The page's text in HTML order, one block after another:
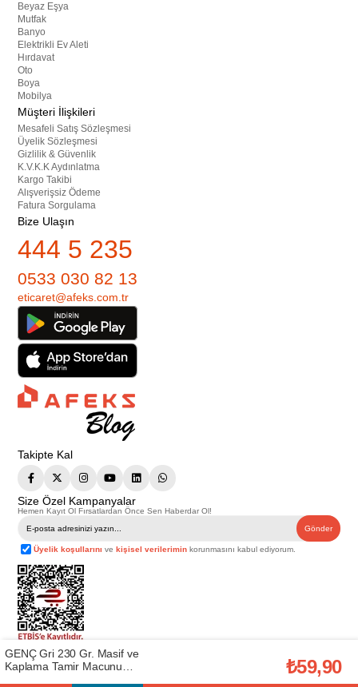
Beyaz Eşya
Mutfak
Banyo
Elektrikli Ev Aleti
Hırdavat
Oto
Boya
Mobilya
Müşteri İlişkileri
Mesafeli Satış Sözleşmesi
Üyelik Sözleşmesi
Gizlilik & Güvenlik
K.V.K.K Aydınlatma
Kargo Takibi
Alışverişsiz Ödeme
Fatura Sorgulama
Bize Ulaşın
444 5 235
0533 030 82 13
eticaret@afeks.com.tr
Takipte Kal
Size Özel Kampanyalar
Hemen Kayıt Ol Fırsatlardan Önce Sen Haberdar Ol!
Gönder
Üyelik koşullarını vekişisel verilerimin korunmasını kabul ediyorum.
Telif Hakkı © 2026Afeks Yapı Market
. Tüm hakları saklıdır.
Bu web sitesindeki tüm ürünler ticari amaçlıdır. Web sitemizde yer alan
görsel ve yazılı içerikler firmamıza ait olup, firmamızın yazılı izni alınmadan
GENÇ Gri 230 Gr. Masif ve
Kaplama Tamir Macunu
₺59,90